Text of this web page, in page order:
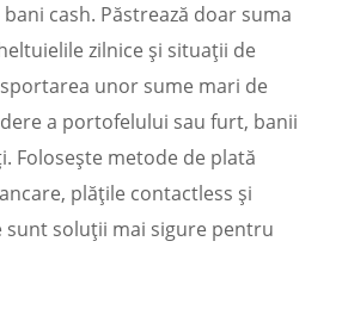
cash. Păstrează doar suma
zilnice și situații de
unor sume mari de
a portofelului sau furt, banii
Folosește metode de plată
plățile contactless și
soluții mai sigure pentru